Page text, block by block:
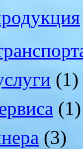
(1)
(1)
(3)